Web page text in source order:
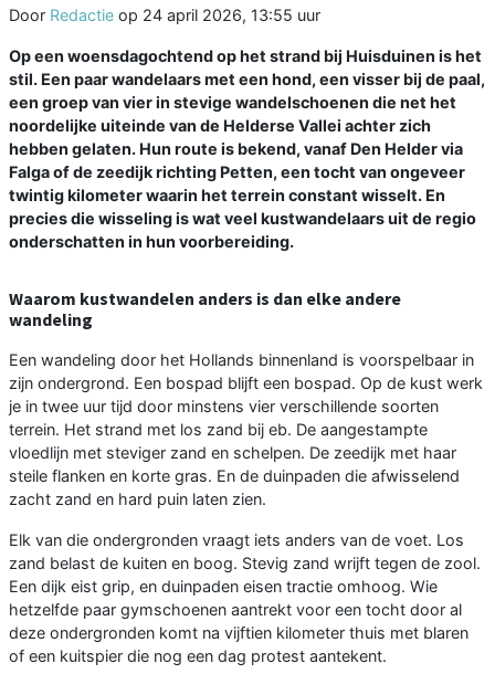
Door Redactie op 24 april 2026, 13:55 uur
Op een woensdagochtend op het strand bij Huisduinen is het
stil. Een paar wandelaars met een hond, een visser bij de paal,
een groep van vier in stevige wandelschoenen die net het
noordelijke uiteinde van de Helderse Vallei achter zich
hebben gelaten. Hun route is bekend, vanaf Den Helder via
Falga of de zeedijk richting Petten, een tocht van ongeveer
twintig kilometer waarin het terrein constant wisselt. En
precies die wisseling is wat veel kustwandelaars uit de regio
onderschatten in hun voorbereiding.
Waarom kustwandelen anders is dan elke andere
wandeling
Een wandeling door het Hollands binnenland is voorspelbaar in
zijn ondergrond. Een bospad blijft een bospad. Op de kust werk
je in twee uur tijd door minstens vier verschillende soorten
terrein. Het strand met los zand bij eb. De aangestampte
vloedlijn met steviger zand en schelpen. De zeedijk met haar
steile flanken en korte gras. En de duinpaden die afwisselend
zacht zand en hard puin laten zien.
Elk van die ondergronden vraagt iets anders van de voet. Los
zand belast de kuiten en boog. Stevig zand wrijft tegen de zool.
Een dijk eist grip, en duinpaden eisen tractie omhoog. Wie
hetzelfde paar gymschoenen aantrekt voor een tocht door al
deze ondergronden komt na vijftien kilometer thuis met blaren
of een kuitspier die nog een dag protest aantekent.